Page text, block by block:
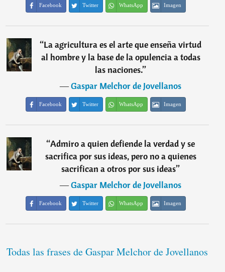
Facebook Twitter WhatsApp Imagen
“La agricultura es el arte que enseña virtud
al hombre y la base de la opulencia a todas
las naciones.”
―Gaspar Melchor de Jovellanos
Facebook Twitter WhatsApp Imagen
“Admiro a quien defiende la verdad y se
sacrifica por sus ideas, pero no a quienes
sacrifican a otros por sus ideas”
―Gaspar Melchor de Jovellanos
Facebook Twitter WhatsApp Imagen
Todas las frases de Gaspar Melchor de Jovellanos